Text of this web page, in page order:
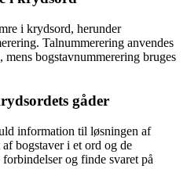
i krydsord, herunder
Talnummerering anvendes
bogstavnummerering bruges
gåder
information til løsningen af
af bogstaver i et ord og de
og finde svaret på